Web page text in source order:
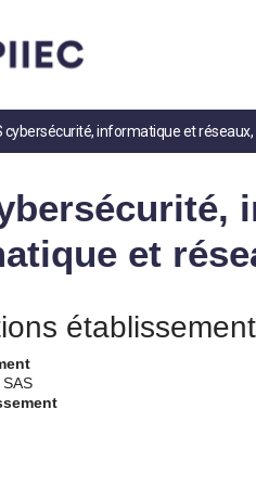
cybersécurité, informatique et
et
établissement